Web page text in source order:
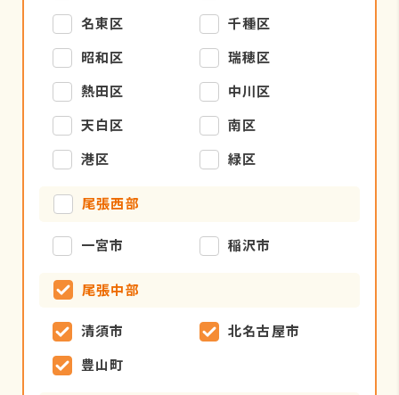
名東区
千種区
昭和区
瑞穂区
熱田区
中川区
天白区
南区
港区
緑区
尾張西部
一宮市 稲沢市
尾張中部
清須市
北名古屋市
豊山町